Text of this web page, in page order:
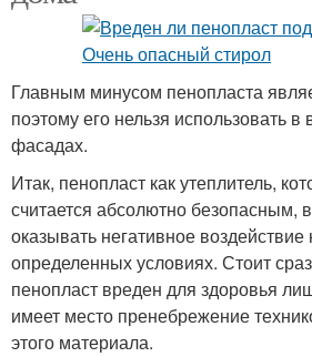
Главным минусом пенопласта
поэтому его нельзя использовать
фасадах.
Итак, пенопласт как утеплитель,
считается абсолютно безопасным,
оказывать негативное
определенных условиях. Стоит
пенопласт вреден для здоровья
имеет место пренебрежение
этого материала.